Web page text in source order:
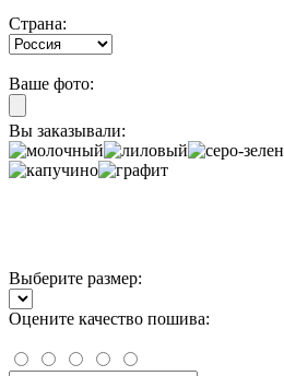
Страна:
Ваше фото:
Вы заказывали:
Выберите размер:
Оцените качество пошива: